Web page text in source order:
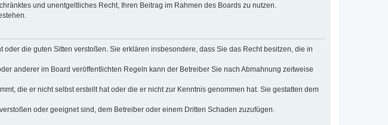
und unentgeltliches Recht, Ihren Beitrag im Rahmen des Boards zu nutzen.
die guten Sitten verstoßen. Sie erklären insbesondere, dass Sie das Recht besitzen, die in
anderer im Board veröffentlichten Regeln kann der Betreiber Sie nach Abmahnung zeitweise
die er nicht selbst erstellt hat oder die er nicht zur Kenntnis genommen hat. Sie gestatten dem
oder geeignet sind, dem Betreiber oder einem Dritten Schaden zuzufügen.